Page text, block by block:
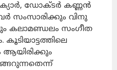
ഡോക്ടർ കണ്ണൻ
സംസാരിക്കും വിനു
കലാമണ്ഡലം സംഗീത
കൂടിയാട്ടത്തിലെ